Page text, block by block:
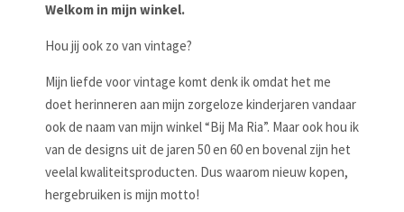
Welkom in mijn winkel.
Hou jij ook zo van vintage?
Mijn liefde voor vintage komt denk ik omdat het me
doet herinneren aan mijn zorgeloze kinderjaren vandaar
ook de naam van mijn winkel “Bij Ma Ria”. Maar ook hou ik
van de designs uit de jaren 50 en 60 en bovenal zijn het
veelal kwaliteitsproducten. Dus waarom nieuw kopen,
hergebruiken is mijn motto!